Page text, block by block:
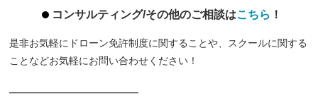
コンサルティング/その他のご相談はこちら ！
是非お気軽にドローン免許制度に関することや、スクールに関する
ことなどお気軽にお問い合わせください！
━━━━━━━━━━━━━